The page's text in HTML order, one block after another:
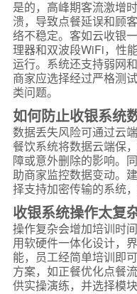
是的，高峰期客流激增
溃，导致点餐延误和顾
络不稳定。客如云收银
理器和双波段WiFi，性
运行。系统还支持弱网
商家应选择经过严格测
类问题。
如何防止收银系统
数据丢失风险可通过云
餐饮系统将数据云端保
障或意外删除的影响。
助商家监控数据变动。
择支持加密传输的系统
收银系统操作太复
操作复杂会增加培训时
用软硬件一体化设计，
能，员工经简单培训即
方案，如正餐优化点餐
供实操演练，并选择模